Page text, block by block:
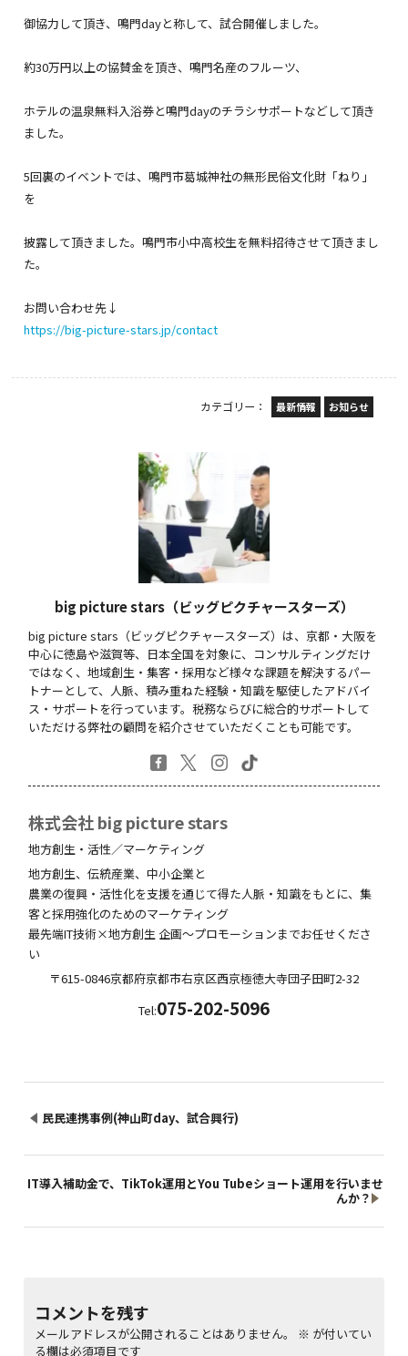
御協力して頂き、鳴門dayと称して、試合開催しました。
約30万円以上の協賛金を頂き、鳴門名産のフルーツ、
ホテルの温泉無料入浴券と鳴門dayのチラシサポートなどして頂き
ました。
5回裏のイベントでは、鳴門市葛城神社の無形民俗文化財「ねり」
を
披露して頂きました。鳴門市小中高校生を無料招待させて頂きまし
た。
お問い合わせ先↓
https://big-picture-stars.jp/contact
カテゴリー： 最新情報 お知らせ
big picture stars（ビッグピクチャースターズ）
big picture stars（ビッグピクチャースターズ）は、京都・大阪を
中心に徳島や滋賀等、日本全国を対象に、コンサルティングだけ
ではなく、地域創生・集客・採用など様々な課題を解決するパー
トナーとして、人脈、積み重ねた経験・知識を駆使したアドバイ
ス・サポートを行っています。税務ならびに総合的サポートして
いただける弊社の顧問を紹介させていただくことも可能です。
株式会社 big picture stars
地方創生・活性／マーケティング
地方創生、伝統産業、中小企業と
農業の復興・活性化を支援を通じて得た人脈・知識をもとに、集
客と採用強化のためのマーケティング
最先端IT技術×地方創生 企画～プロモーションまでお任せくださ
い
〒615-0846京都府京都市右京区西京極徳大寺団子田町2-32
Tel:075-202-5096
民民連携事例(神山町day、試合興行)
IT導入補助金で、TikTok運用とYou Tubeショート運用を行いませ
んか？
コメントを残す
メールアドレスが公開されることはありません。 ※ が付いてい
る欄は必須項目です